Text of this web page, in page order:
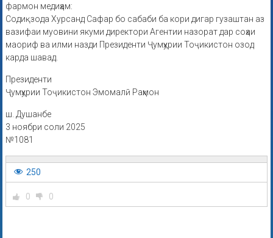
фармон медиҳам:
Содиқзода Хурсанд Сафар бо сабаби ба кори дигар гузаштан аз
вазифаи муовини якуми директори Агентии назорат дар соҳаи
маориф ва илми назди Президенти Ҷумҳурии Тоҷикистон озод
карда шавад.
Президенти
Ҷумҳурии Тоҷикистон Эмомалӣ Раҳмон
ш. Душанбе
3 ноябри соли 2025
№1081
250
0 0